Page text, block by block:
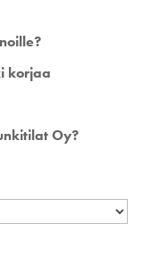
korjaa
Oy?